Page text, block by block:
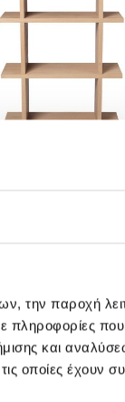
την παροχή
πληροφορίες
και
οποίες έχουν